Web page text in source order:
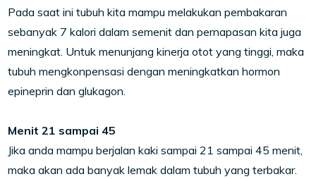
Pada saat ini tubuh kita mampu melakukan pembakaran
sebanyak 7 kalori dalam semenit dan pernapasan kita juga
meningkat. Untuk menunjang kinerja otot yang tinggi, maka
tubuh mengkonpensasi dengan meningkatkan hormon
epineprin dan glukagon.
Menit 21 sampai 45
Jika anda mampu berjalan kaki sampai 21 sampai 45 menit,
maka akan ada banyak lemak dalam tubuh yang terbakar.